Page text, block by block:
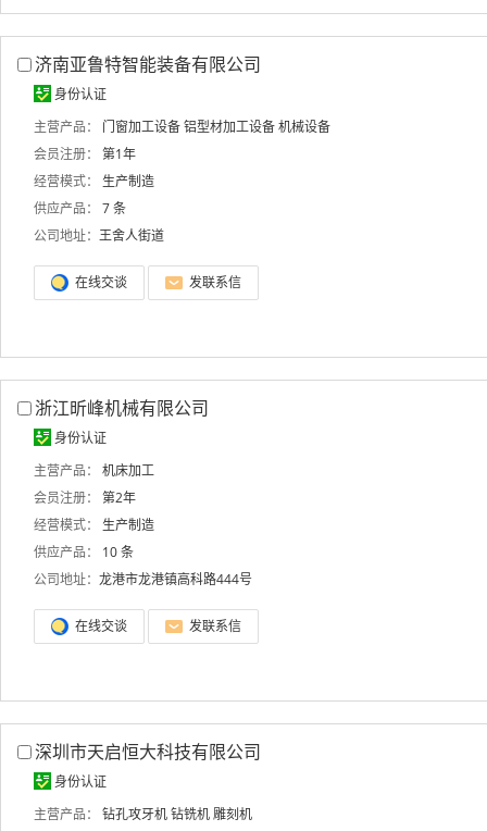
济南亚鲁特智能装备有限公司
身份认证
主营产品：
门窗加工设备铝型材加工设备机械设备
会员注册：
第1年
经营模式：
生产制造
供应产品：
7 条
公司地址： 王舍人街道
在线交谈 发联系信
浙江昕峰机械有限公司
身份认证
主营产品：
机床加工
会员注册：
第2年
经营模式：
生产制造
供应产品：
10 条
公司地址： 龙港市龙港镇高科路444号
在线交谈 发联系信
深圳市天启恒大科技有限公司
身份认证
主营产品：
钻孔攻牙机钻铣机雕刻机